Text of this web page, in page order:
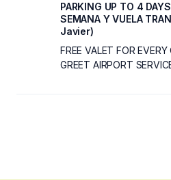
PARKING UP TO 4
SEMANA Y VUELA
Javier)
FREE VALET FOR
GREET AIRPORT